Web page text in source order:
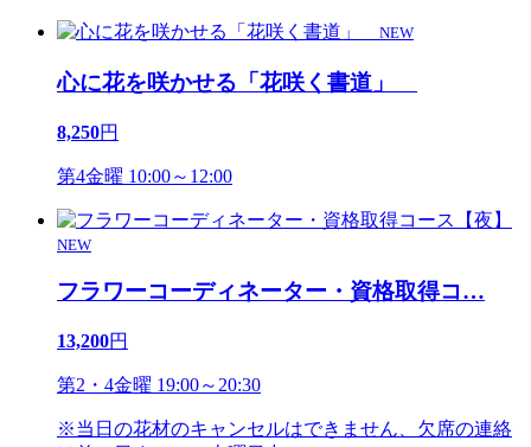
NEW
心に花を咲かせる「花咲く書道」
8,250円
第4金曜 10:00～12:00
NEW
フラワーコーディネーター・資格取得コ…
13,200円
第2・4金曜 19:00～20:30
※当日の花材のキャンセルはできません、欠席の連絡